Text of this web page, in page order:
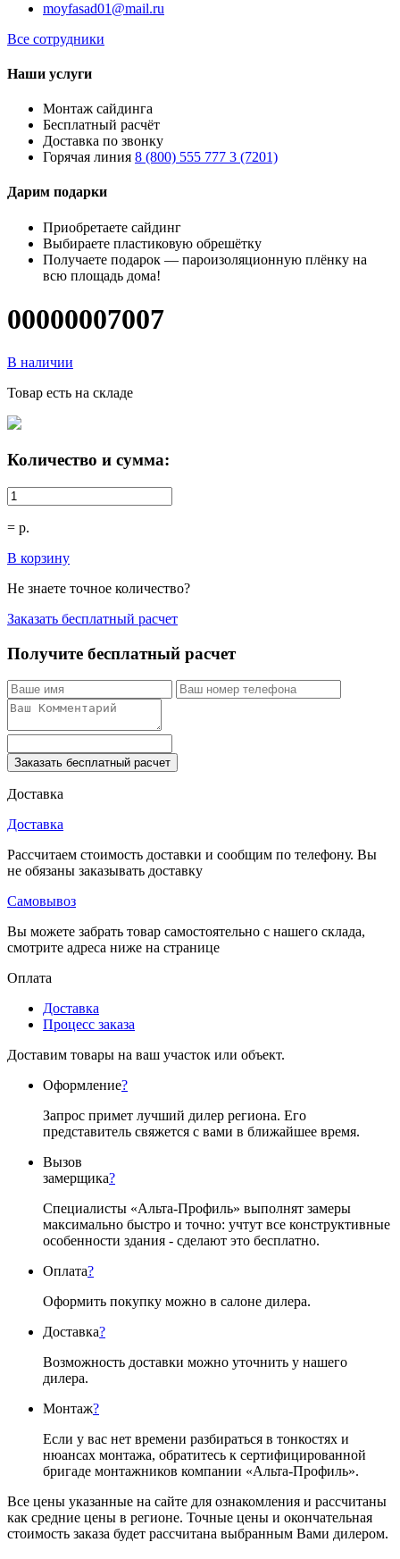
moyfasad01@mail.ru
Все сотрудники
Наши услуги
Монтаж сайдинга
Бесплатный расчёт
Доставка по звонку
Горячая линия 8 (800) 555 777 3 (7201)
Дарим подарки
Приобретаете сайдинг
Выбираете пластиковую обрешётку
Получаете подарок — пароизоляционную плёнку на
всю площадь дома!
00000007007
В наличии
Товар есть на складе
Количество и сумма:
= р.
В корзину
Не знаете точное количество?
Заказать бесплатный расчет
Получите бесплатный расчет
Заказать бесплатный расчет
Доставка
Доставка
Рассчитаем стоимость доставки и сообщим по телефону. Вы
не обязаны заказывать доставку
Самовывоз
Вы можете забрать товар самостоятельно с нашего склада,
смотрите адреса ниже на странице
Оплата
Доставка
Процесс заказа
Доставим товары на ваш участок или объект.
Оформление?
Запрос примет лучший дилер региона. Его
представитель свяжется с вами в ближайшее время.
Вызов
замерщика?
Специалисты «Альта-Профиль» выполнят замеры
максимально быстро и точно: учтут все конструктивные
особенности здания - сделают это бесплатно.
Оплата?
Оформить покупку можно в салоне дилера.
Доставка?
Возможность доставки можно уточнить у нашего
дилера.
Монтаж?
Если у вас нет времени разбираться в тонкостях и
нюансах монтажа, обратитесь к сертифицированной
бригаде монтажников компании «Альта-Профиль».
Все цены указанные на сайте для ознакомления и рассчитаны
как средние цены в регионе. Точные цены и окончательная
стоимость заказа будет рассчитана выбранным Вами дилером.